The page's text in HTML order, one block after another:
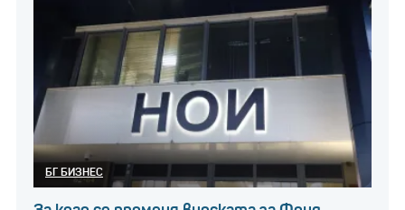
БГ БИЗНЕС